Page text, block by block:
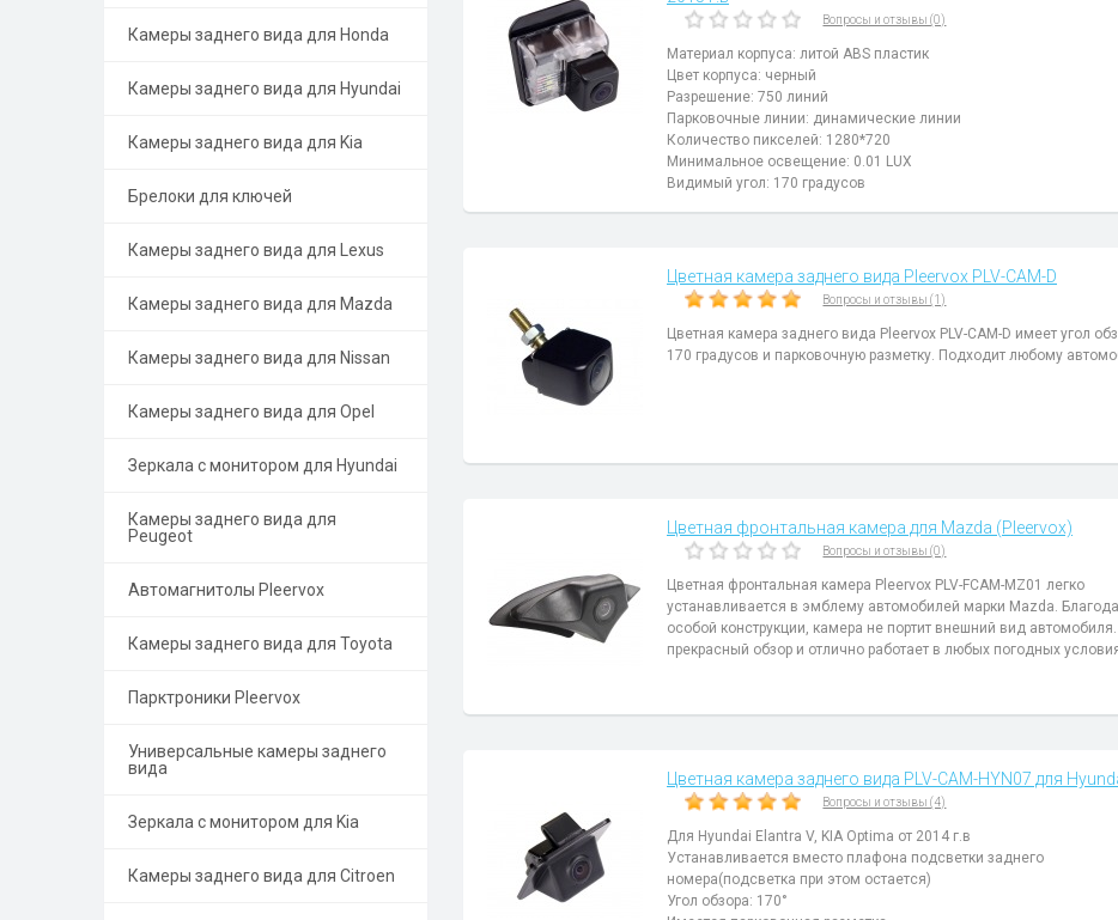
Камеры заднего вида для Honda
Камеры заднего вида для Hyundai
Камеры заднего вида для Kia
Брелоки для ключей
Камеры заднего вида для Lexus
Камеры заднего вида для Mazda
Камеры заднего вида для Nissan
Камеры заднего вида для Opel
Зеркала с монитором для Hyundai
Камеры заднего вида для
Peugeot
Автомагнитолы Pleervox
Камеры заднего вида для Toyota
Парктроники Pleervox
Универсальные камеры заднего
вида
Зеркала с монитором для Kia
Камеры заднего вида для Citroen
Вопросы и отзывы (0)
Материал корпуса: литой ABS пластик
Цвет корпуса: черный
Разрешение: 750 линий
Парковочные линии: динамические линии
Количество пикселей: 1280*720
Минимальное освещение: 0.01 LUX
Видимый угол: 170 градусов
Цветная камера заднего вида Pleervox PLV-CAM-D
Вопросы и отзывы (1)
Цветная камера заднего вида Pleervox PLV-CAM-D имеет угол
170 градусов и парковочную разметку. Подходит любому
Цветная фронтальная камера для Mazda (Pleervox)
Вопросы и отзывы (0)
Цветная фронтальная камера Pleervox PLV-FCAM-MZ01 легко
устанавливается в эмблему автомобилей марки Mazda.
особой конструкции, камера не портит внешний вид
прекрасный обзор и отлично работает в любых погодных
Цветная камера заднего вида PLV-CAM-HYN07 для
Вопросы и отзывы (4)
Для Hyundai Elantra V, KIA Optima от 2014 г.в
Устанавливается вместо плафона подсветки заднего
номера(подсветка при этом остается)
Угол обзора: 170°